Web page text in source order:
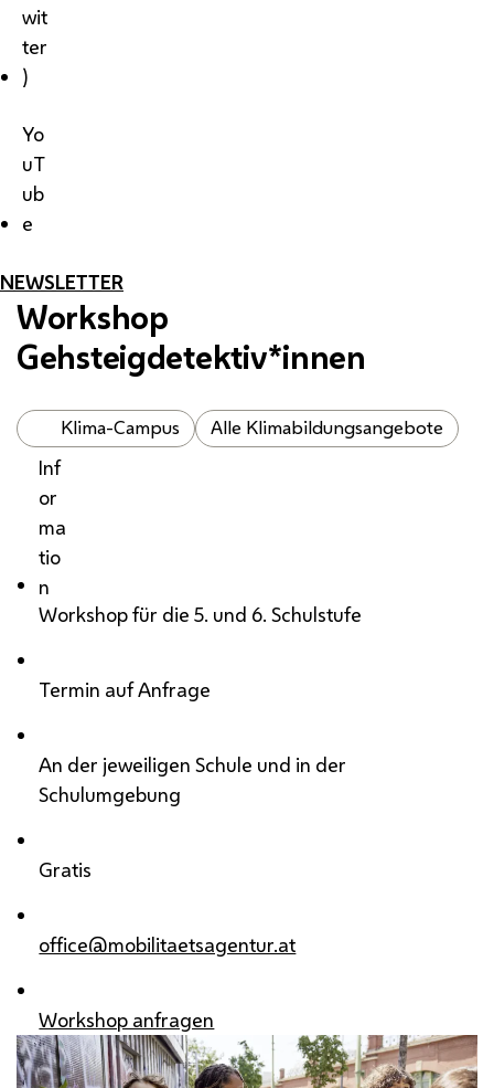
wit
ter
)
Yo
uT
ub
e
NEWSLETTER
Workshop
Gehsteigdetektiv*innen
Klima-Campus Alle Klimabildungsangebote
Inf
or
ma
tio
n
Workshop für die 5. und 6. Schulstufe
Termin auf Anfrage
An der jeweiligen Schule und in der
Schulumgebung
Gratis
office@mobilitaetsagentur.at
Workshop anfragen